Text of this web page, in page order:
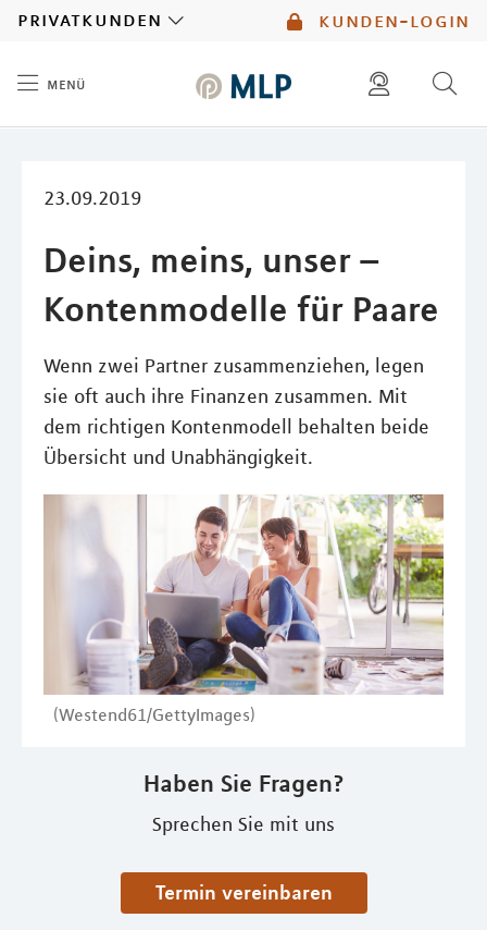
kunden-login
privatkunden
menü
23.09.2019
Deins, meins, unser –
Kontenmodelle für Paare
Wenn zwei Partner zusammenziehen, legen
sie oft auch ihre Finanzen zusammen. Mit
dem richtigen Kontenmodell behalten beide
Übersicht und Unabhängigkeit.
(Westend61/GettyImages)
Haben Sie Fragen?
Sprechen Sie mit uns
Termin vereinbaren